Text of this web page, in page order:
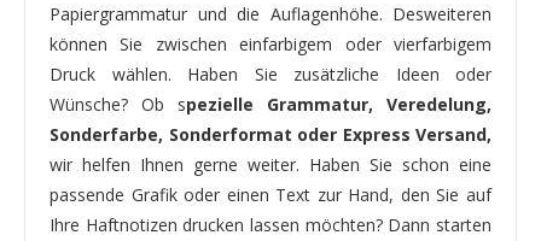
Papiergrammatur und die Auflagenhöhe. Desweiteren
können Sie zwischen einfarbigem oder vierfarbigem
Druck wählen. Haben Sie zusätzliche Ideen oder
Wünsche? Ob spezielle Grammatur, Veredelung,
Sonderfarbe, Sonderformat oder Express Versand,
wir helfen Ihnen gerne weiter. Haben Sie schon eine
passende Grafik oder einen Text zur Hand, den Sie auf
Ihre Haftnotizen drucken lassen möchten? Dann starten